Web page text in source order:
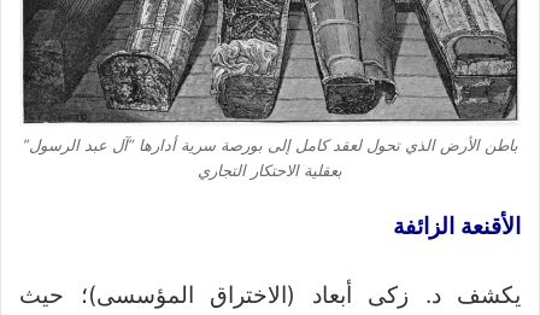
باطن الأرض الذي تحول لعقد كامل إلى بورصة سرية أدارها “آل عبد الرسول”
بعقلية الاحتكار التجاري
الأقنعة الزائفة
يكشف د. زكى أبعاد (الاختراق المؤسسى)؛ حيث